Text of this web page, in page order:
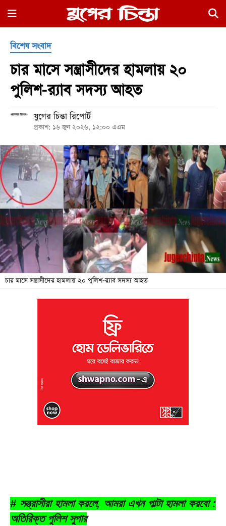
×
রাজনীতি
নগর
জুড়ে
নগরের
বাইরে
আদালতপাড়া
জনদুর্ভোগ
বিশেষ
সংবাদ
বিশেষ সংবাদ
চার মাসে সন্ত্রাসীদের হামলায় ২০
পুলিশ-র‌্যাব সদস্য আহত
যুগের চিন্তা রিপোর্ট
প্রকাশ: ১৬ জুন ২০২৬, ১২:০০ এএম
চার মাসে সন্ত্রাসীদের হামলায় ২০ পুলিশ-র‌্যাব সদস্য আহত
# সন্ত্রাসীরা হামলা করলে, আমরা এখন পাল্টা হামলা করবো :
অতিরিক্ত পুলিশ সুপার